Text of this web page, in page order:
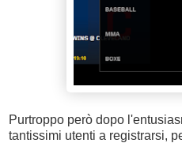
Purtroppo però dopo
tantissimi utenti a registrarsi,